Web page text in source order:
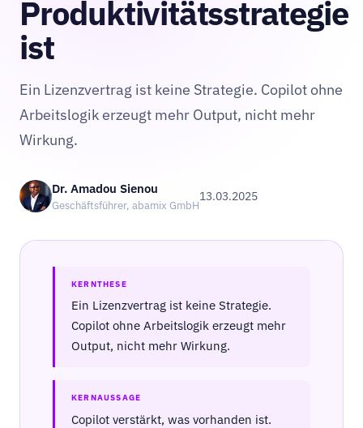
Produktivitätsstrategie
ist
Ein Lizenzvertrag ist keine Strategie. Copilot ohne
Arbeitslogik erzeugt mehr Output, nicht mehr
Wirkung.
Dr. Amadou Sienou
Geschäftsführer, abamix GmbH
13.03.2025
KERNTHESE
Ein Lizenzvertrag ist keine Strategie.
Copilot ohne Arbeitslogik erzeugt mehr
Output, nicht mehr Wirkung.
KERNAUSSAGE
Copilot verstärkt, was vorhanden ist.